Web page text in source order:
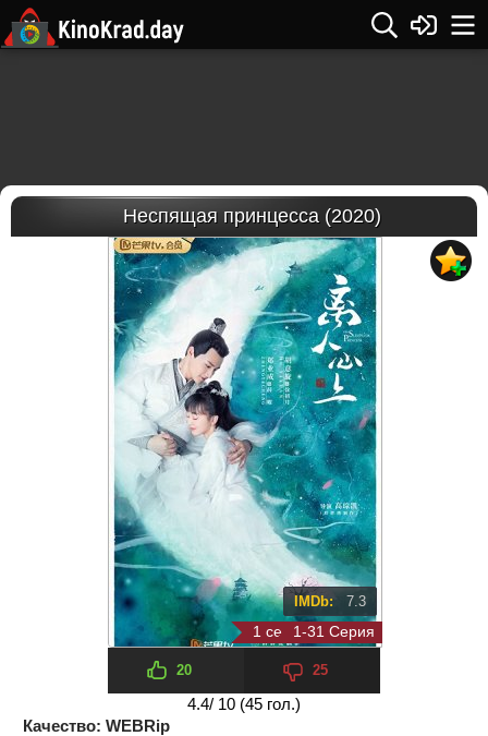
Неспящая принцесса (2020)
1 сезон 27 серия
1-31 Серия
IMDb: 7.3
20 25
4.4/ 10 (45 гол.)
Качество: WEBRip